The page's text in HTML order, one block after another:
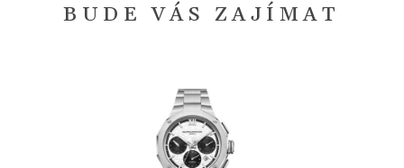
BUDE VÁS ZAJÍMAT